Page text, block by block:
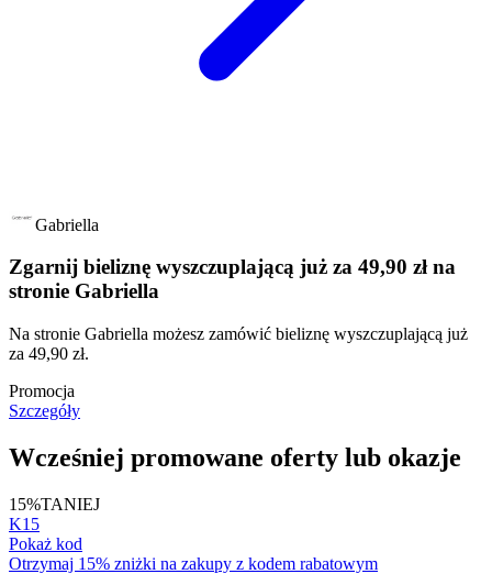
Gabriella
Zgarnij bieliznę wyszczuplającą już za 49,90 zł na
stronie Gabriella
Na stronie Gabriella możesz zamówić bieliznę wyszczuplającą już
za 49,90 zł.
Promocja
Szczegóły
Wcześniej promowane oferty lub okazje
15%TANIEJ
K15
Pokaż kod
Otrzymaj 15% zniżki na zakupy z kodem rabatowym